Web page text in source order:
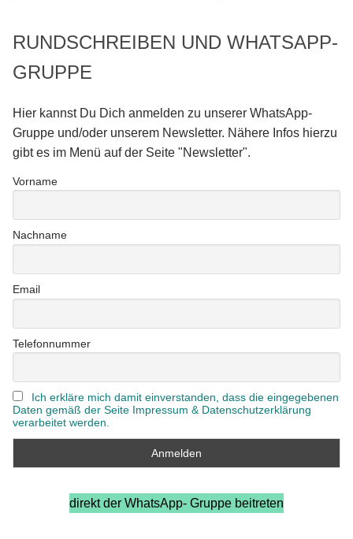
RUNDSCHREIBEN UND WHATSAPP-
GRUPPE
Hier kannst Du Dich anmelden zu unserer WhatsApp-
Gruppe und/oder unserem Newsletter. Nähere Infos hierzu
gibt es im Menü auf der Seite "Newsletter".
Vorname
Nachname
Email
Telefonnummer
Ich erkläre mich damit einverstanden, dass die eingegebenen
Daten gemäß der Seite Impressum & Datenschutzerklärung
verarbeitet werden.
direkt der WhatsApp- Gruppe beitreten